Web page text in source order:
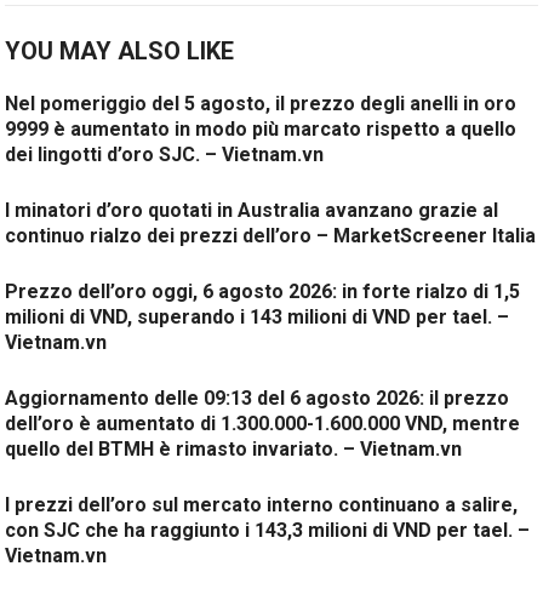
YOU MAY ALSO LIKE
Nel pomeriggio del 5 agosto, il prezzo degli anelli in oro
9999 è aumentato in modo più marcato rispetto a quello
dei lingotti d’oro SJC. – Vietnam.vn
I minatori d’oro quotati in Australia avanzano grazie al
continuo rialzo dei prezzi dell’oro – MarketScreener Italia
Prezzo dell’oro oggi, 6 agosto 2026: in forte rialzo di 1,5
milioni di VND, superando i 143 milioni di VND per tael. –
Vietnam.vn
Aggiornamento delle 09:13 del 6 agosto 2026: il prezzo
dell’oro è aumentato di 1.300.000-1.600.000 VND, mentre
quello del BTMH è rimasto invariato. – Vietnam.vn
I prezzi dell’oro sul mercato interno continuano a salire,
con SJC che ha raggiunto i 143,3 milioni di VND per tael. –
Vietnam.vn